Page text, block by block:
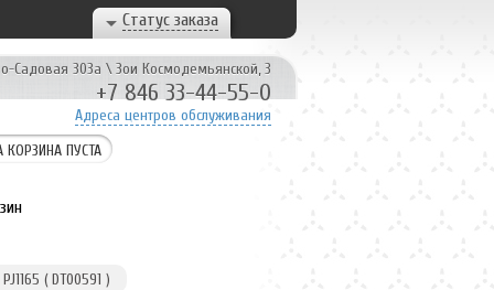
Статус заказа
ПУСТА
Садовая 303а \Зои Космодемьянской, 3
+7 846 33-44-55-0
Адреса центров обслуживания
( DT00591 )